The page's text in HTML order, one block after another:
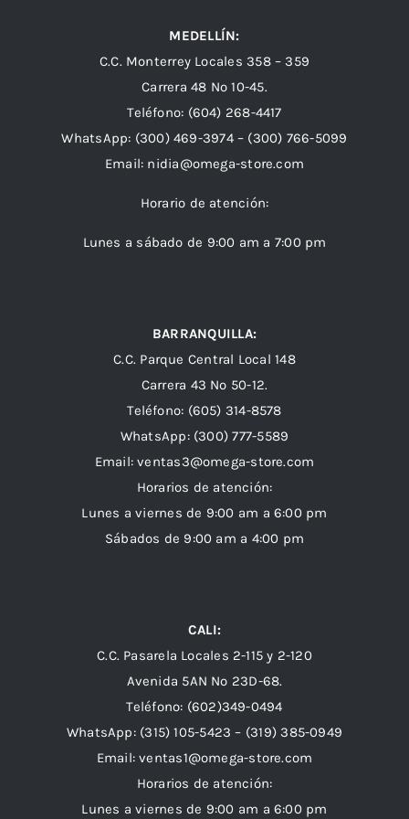
MEDELLÍN:
C.C. Monterrey Locales 358 – 359
Carrera 48 Nº 10-45.
Teléfono: (604) 268-4417
WhatsApp: (300) 469-3974 – (300) 766-5099
Email: nidia@omega-store.com
Horario de atención:
Lunes a sábado de 9:00 am a 7:00 pm
BARRANQUILLA:
C.C. Parque Central Local 148
Carrera 43 Nº 50-12.
Teléfono: (605) 314-8578
WhatsApp: (300) 777-5589
Email: ventas3@omega-store.com
Horarios de atención:
Lunes a viernes de 9:00 am a 6:00 pm
Sábados de 9:00 am a 4:00 pm
CALI:
C.C. Pasarela Locales 2-115 y 2-120
Avenida 5AN Nº 23D-68.
Teléfono: (602)349-0494
WhatsApp: (315) 105-5423 – (319) 385-0949
Email:ventas1@omega-store.com
Horarios de atención:
Lunes a viernes de 9:00 am a 6:00 pm